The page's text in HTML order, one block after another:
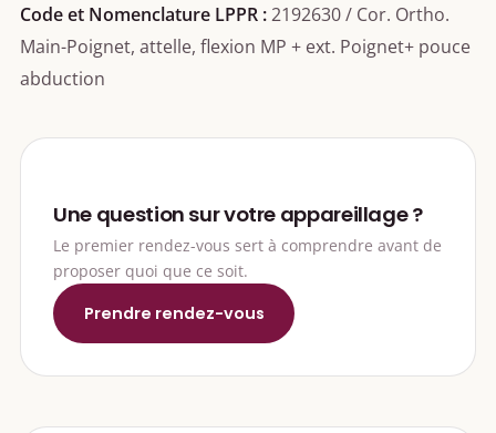
Code et Nomenclature LPPR :2192630 / Cor. Ortho.
Main-Poignet, attelle, flexion MP + ext. Poignet+ pouce
abduction
Une question sur votre appareillage ?
Le premier rendez-vous sert à comprendre avant de
proposer quoi que ce soit.
Prendre rendez-vous